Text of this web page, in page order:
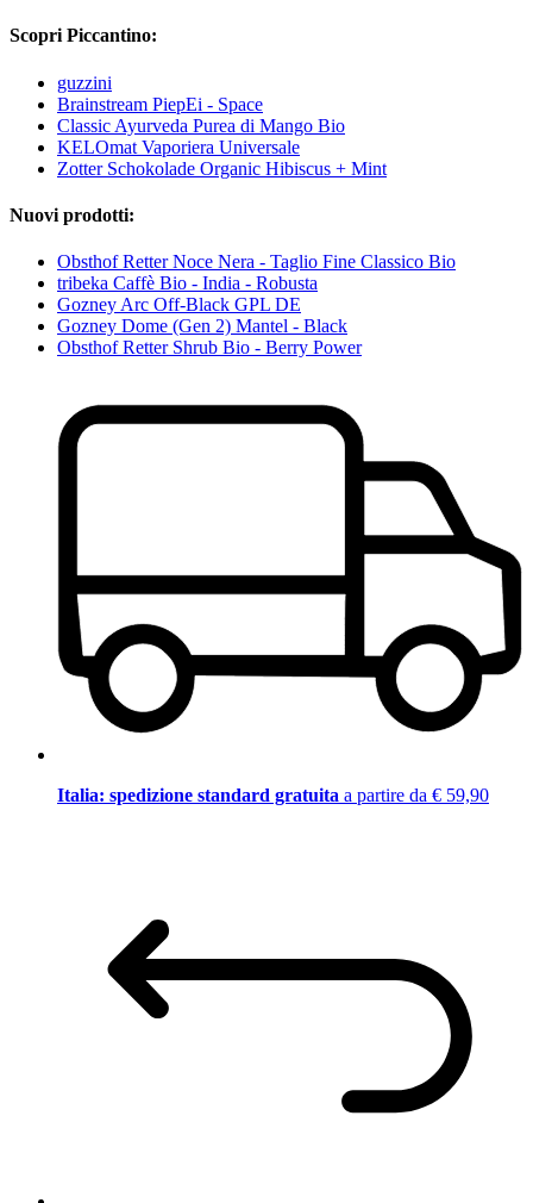
Scopri Piccantino:
guzzini
Brainstream PiepEi - Space
Classic Ayurveda Purea di Mango Bio
KELOmat Vaporiera Universale
Zotter Schokolade Organic Hibiscus + Mint
Nuovi prodotti:
Obsthof Retter Noce Nera - Taglio Fine Classico Bio
tribeka Caffè Bio - India - Robusta
Gozney Arc Off-Black GPL DE
Gozney Dome (Gen 2) Mantel - Black
Obsthof Retter Shrub Bio - Berry Power
Italia: spedizione standard gratuita a partire da € 59,90